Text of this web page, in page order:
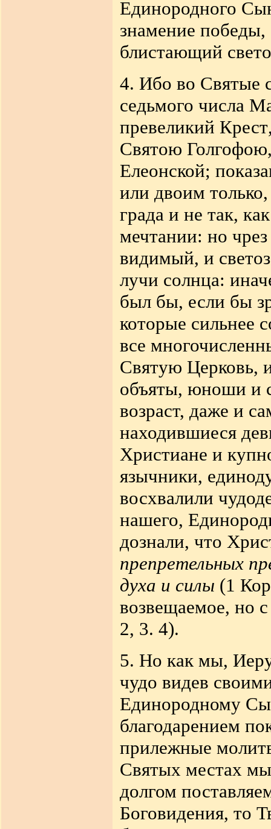
Единородного
знамение
блистающий
4. Ибо во Святые
седьмого числа
превеликий Крест
Святою
Елеонской;
или двоим
града и не так,
мечтании: но
видимый, и
лучи солнца:
был бы, если бы
которые сильнее
все
Святую Церковь,
объяты, юноши и
возраст, даже и
находившиеся
Христиане и
язычники,
восхвалили
нашего,
дознали, что
препретельных
духа и силы (1
возвещаемое, но
2, 3. 4).
5. Но как мы,
чудо видев
Единородному
благодарением
прилежные
Святых местах
долгом
Боговидения, то